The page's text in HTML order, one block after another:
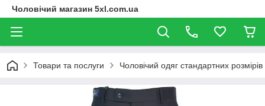
Чоловічий магазин 5xl.com.ua
Товари та послуги Чоловічий одяг стандартних розмірів